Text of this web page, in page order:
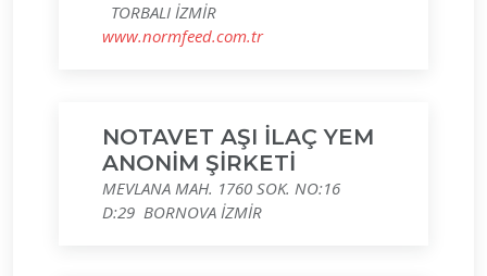
TORBALI İZMİR
www.normfeed.com.tr
NOTAVET AŞI İLAÇ YEM
ANONİM ŞİRKETİ
MEVLANA MAH. 1760 SOK. NO:16
D:29 BORNOVA İZMİR